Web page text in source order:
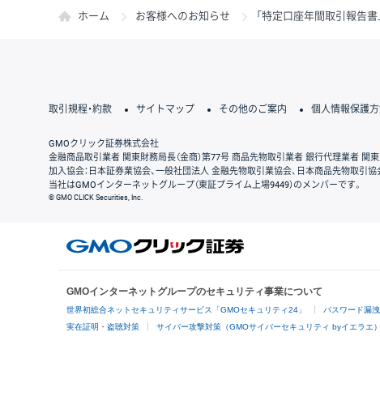
ホーム お客様へのお知らせ 「特定口座年間取引報告
取引規程・約款 サイトマップ その他のご案内 個人情報保護
GMOクリック証券株式会社
金融商品取引業者 関東財務局長（金商）第77号 商品先物取引業者 銀行代理業者 関
加入協会：日本証券業協会、一般社団法人 金融先物取引業協会、日本商品先物取引協
当社はGMOインターネットグループ（東証プライム上場9449）のメンバーです。
© GMO CLICK Securities, Inc.
GMOインターネットグループのセキュリティ事業について
世界初総合ネットセキュリティサービス「GMOセキュリティ24」 パスワード漏
実在証明・盗聴対策 サイバー攻撃対策（GMOサイバーセキュリティ byイエラエ）